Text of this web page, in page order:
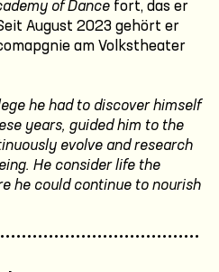
of Dance fort, das er
August 2023 gehört er
am Volkstheater
he had to discover himself
years, guided him to the
evolve and research
He consider life the
he could continue to nourish